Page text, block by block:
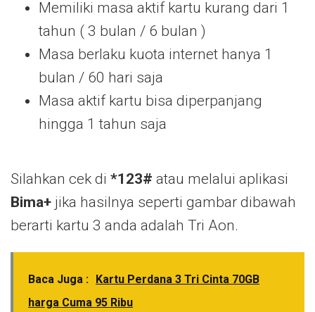
Memiliki masa aktif kartu kurang dari 1
tahun ( 3 bulan / 6 bulan )
Masa berlaku kuota internet hanya 1
bulan / 60 hari saja
Masa aktif kartu bisa diperpanjang
hingga 1 tahun saja
Silahkan cek di *123# atau melalui aplikasi
Bima+ jika hasilnya seperti gambar dibawah
berarti kartu 3 anda adalah Tri Aon.
Baca Juga : Kartu Perdana 3 Tri Cinta 70GB
harga Cuma 95 Ribu